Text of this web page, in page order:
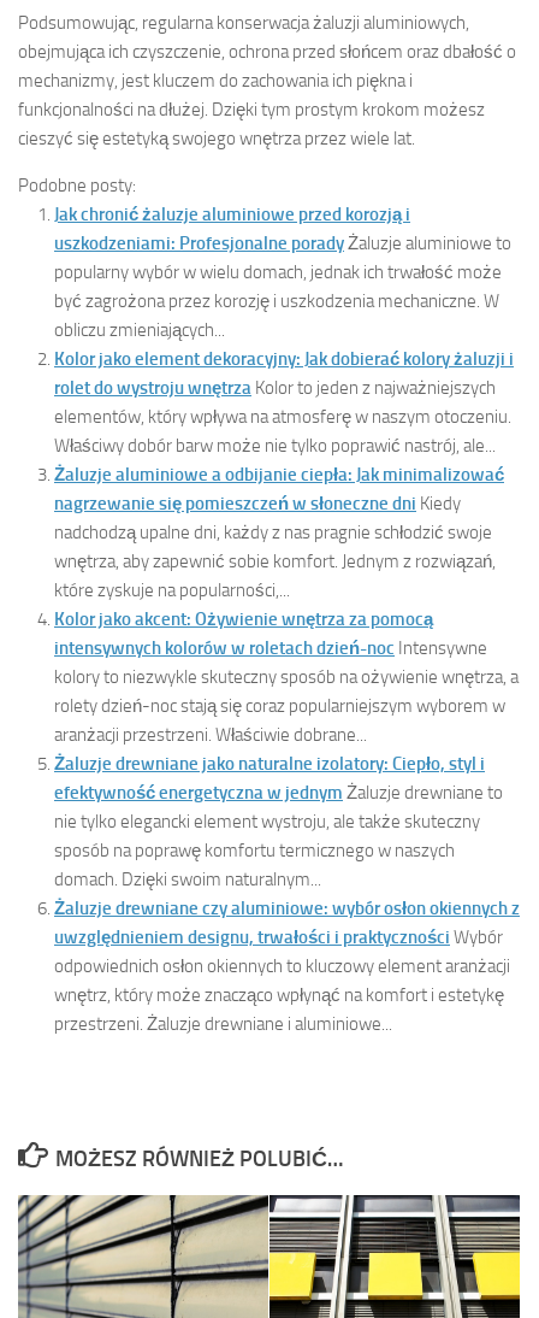
Podsumowując, regularna konserwacja żaluzji aluminiowych,
obejmująca ich czyszczenie, ochrona przed słońcem oraz dbałość o
mechanizmy, jest kluczem do zachowania ich piękna i
funkcjonalności na dłużej. Dzięki tym prostym krokom możesz
cieszyć się estetyką swojego wnętrza przez wiele lat.
Podobne posty:
Jak chronić żaluzje aluminiowe przed korozją i
uszkodzeniami: Profesjonalne poradyŻaluzje aluminiowe to
popularny wybór w wielu domach, jednak ich trwałość może
być zagrożona przez korozję i uszkodzenia mechaniczne. W
obliczu zmieniających...
Kolor jako element dekoracyjny: Jak dobierać kolory żaluzji i
rolet do wystroju wnętrza Kolor to jeden z najważniejszych
elementów, który wpływa na atmosferę w naszym otoczeniu.
Właściwy dobór barw może nie tylko poprawić nastrój, ale...
Żaluzje aluminiowe a odbijanie ciepła: Jak minimalizować
nagrzewanie się pomieszczeń w słoneczne dni Kiedy
nadchodzą upalne dni, każdy z nas pragnie schłodzić swoje
wnętrza, aby zapewnić sobie komfort. Jednym z rozwiązań,
które zyskuje na popularności,...
Kolor jako akcent: Ożywienie wnętrza za pomocą
intensywnych kolorów w roletach dzień-noc Intensywne
kolory to niezwykle skuteczny sposób na ożywienie wnętrza, a
rolety dzień-noc stają się coraz popularniejszym wyborem w
aranżacji przestrzeni. Właściwie dobrane...
Żaluzje drewniane jako naturalne izolatory: Ciepło, styl i
efektywność energetyczna w jednym Żaluzje drewniane to
nie tylko elegancki element wystroju, ale także skuteczny
sposób na poprawę komfortu termicznego w naszych
domach. Dzięki swoim naturalnym...
Żaluzje drewniane czy aluminiowe: wybór osłon okiennych z
uwzględnieniem designu, trwałości i praktyczności Wybór
odpowiednich osłon okiennych to kluczowy element aranżacji
wnętrz, który może znacząco wpłynąć na komfort i estetykę
przestrzeni. Żaluzje drewniane i aluminiowe...
MOŻESZ RÓWNIEŻ POLUBIĆ…